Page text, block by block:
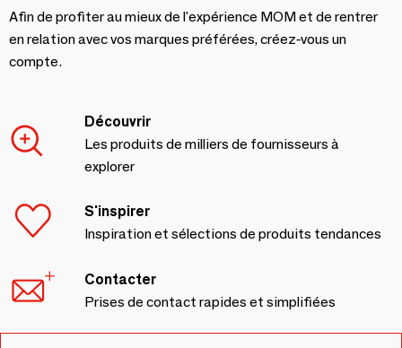
Afin de profiter au mieux de l'expérience MOM et de rentrer
en relation avec vos marques préférées, créez-vous un
compte.
Découvrir
Les produits de milliers de fournisseurs à
explorer
S'inspirer
Inspiration et sélections de produits tendances
Contacter
Prises de contact rapides et simplifiées